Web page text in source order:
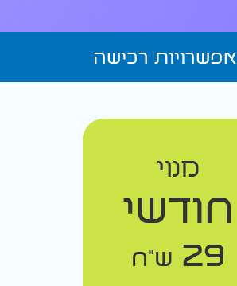
אפשרויות רכישה
מנוי
חודשי
29 ש"ח